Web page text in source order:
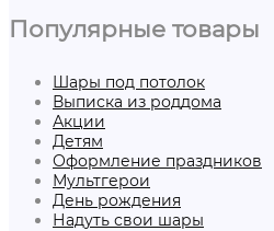
Популярные товары
Шары под потолок
Выписка из роддома
Акции
Детям
Оформление праздников
Мультгерои
День рождения
Надуть свои шары